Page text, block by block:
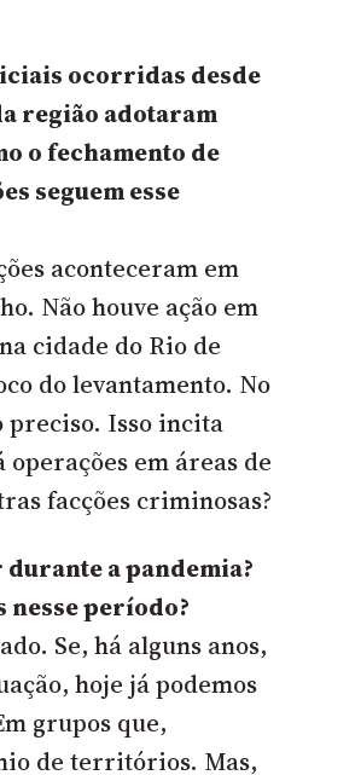
ocorridas desde
região adotaram
o fechamento de
seguem esse
aconteceram em
Não houve ação em
cidade do Rio de
do levantamento. No
preciso. Isso incita
em áreas de
facções criminosas?
a pandemia?
nesse período?
Se, há alguns anos,
hoje já podemos
grupos que,
de territórios. Mas,